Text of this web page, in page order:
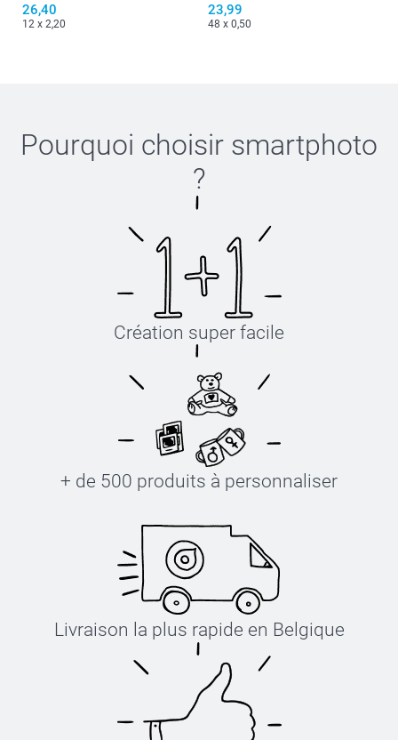
26,40
12 x 2,20
23,99
48 x 0,50
Pourquoi choisir smartphoto
?
Création super facile
+ de 500 produits à personnaliser
Livraison la plus rapide en Belgique